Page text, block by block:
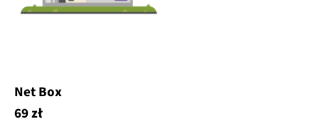
Net Box
69 zł